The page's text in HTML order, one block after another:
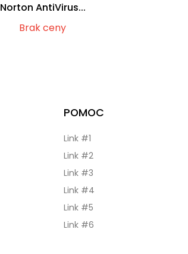
Norton AntiVirus...
Brak ceny
POMOC
Link #1
Link #2
Link #3
Link #4
Link #5
Link #6